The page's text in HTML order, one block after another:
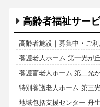
高齢者福祉サー
高齢者施設｜募集中・ご
養護老人ホーム 第一光が
養護盲老人ホーム 第二光
特別養護老人ホーム 第三
地域包括支援センター 丹生